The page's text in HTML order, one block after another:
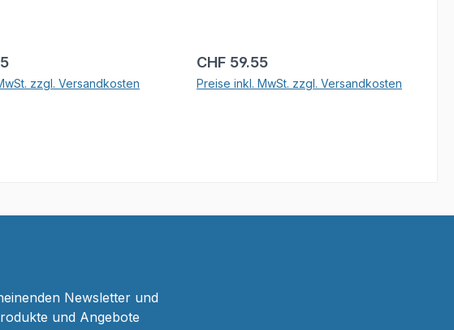
zzgl. Versandkosten
Regulärer Preis:
CHF 59.55
Preise inkl. MwSt. zzgl. Versandkosten
Newsletter und
und Angebote